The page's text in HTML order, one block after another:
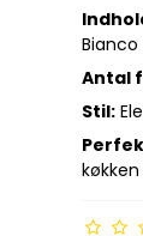
Bianco
Antal
Stil:
køkken